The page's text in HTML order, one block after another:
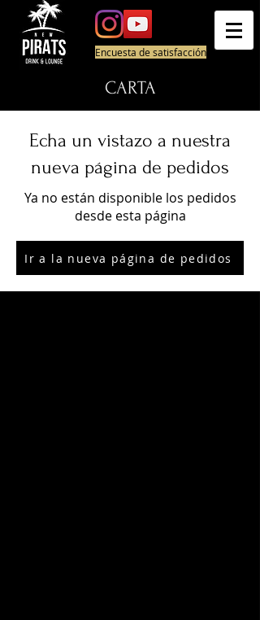
Encuesta de satisfacción
CARTA
Echa un vistazo a nuestra
nueva página de pedidos
Ya no están disponible los pedidos
desde esta página
Ir a la nueva página de pedidos